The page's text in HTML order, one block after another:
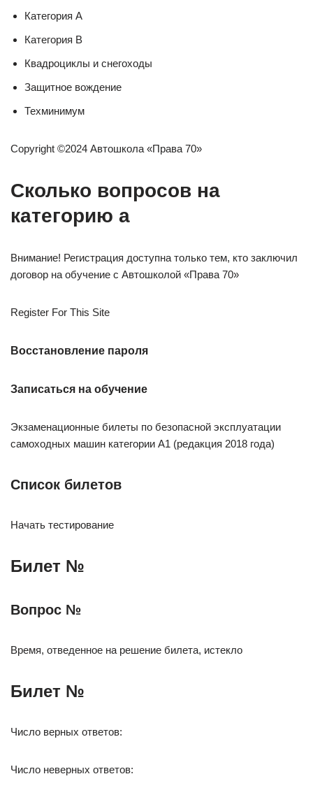
Категория А
Категория В
Квадроциклы и снегоходы
Защитное вождение
Техминимум
Copyright ©2024 Автошкола «Права 70»
Сколько вопросов на
категорию а
Внимание! Регистрация доступна только тем, кто заключил
договор на обучение с Автошколой «Права 70»
Register For This Site
Восстановление пароля
Записаться на обучение
Экзаменационные билеты по безопасной эксплуатации
самоходных машин категории А1 (редакция 2018 года)
Список билетов
Начать тестирование
Билет №
Вопрос №
Время, отведенное на решение билета, истекло
Билет №
Число верных ответов:
Число неверных ответов: